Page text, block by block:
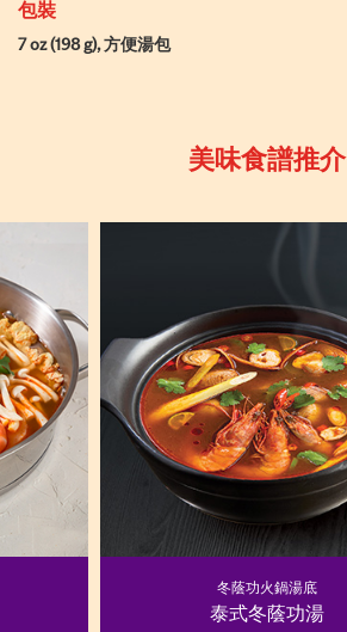
包裝
7 oz (198 g), 方便湯包
美味食譜推介
冬蔭功火鍋湯底
泰式冬蔭功湯